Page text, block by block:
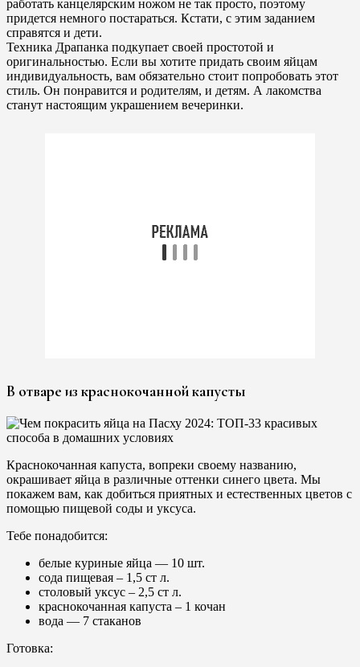
работать канцелярским ножом не так просто, поэтому
придется немного постараться. Кстати, с этим заданием
справятся и дети.
Техника Драпанка подкупает своей простотой и
оригинальностью. Если вы хотите придать своим яйцам
индивидуальность, вам обязательно стоит попробовать этот
стиль. Он понравится и родителям, и детям. А лакомства
станут настоящим украшением вечеринки.
В отваре из краснокочанной капусты
Краснокочанная капуста, вопреки своему названию,
окрашивает яйца в различные оттенки синего цвета. Мы
покажем вам, как добиться приятных и естественных цветов с
помощью пищевой соды и уксуса.
Тебе понадобится:
белые куриные яйца — 10 шт.
сода пищевая – 1,5 ст л.
столовый уксус – 2,5 ст л.
краснокочанная капуста – 1 кочан
вода — 7 стаканов
Готовка: